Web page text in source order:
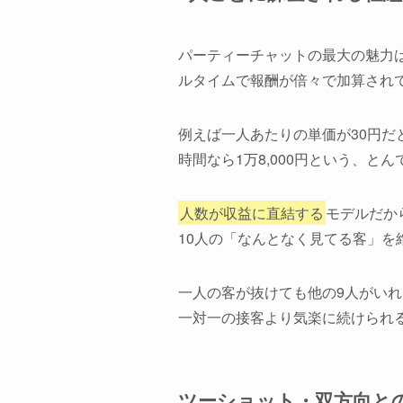
パーティーチャットの最大の魅力
ルタイムで報酬が倍々で加算さ
例えば一人あたりの単価が30円
時間なら1万8,000円という、と
人数が収益に直結する モデルだ
10人の「なんとなく見てる客」
一人の客が抜けても他の9人がい
一対一の接客より気楽に続けられ